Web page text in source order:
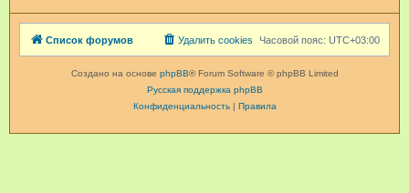
Список форумов Часовой пояс: UTC+03:00
Удалить cookies
Создано на основе phpBB® Forum Software © phpBB Limited
Русская поддержка phpBB
Конфиденциальность| Правила